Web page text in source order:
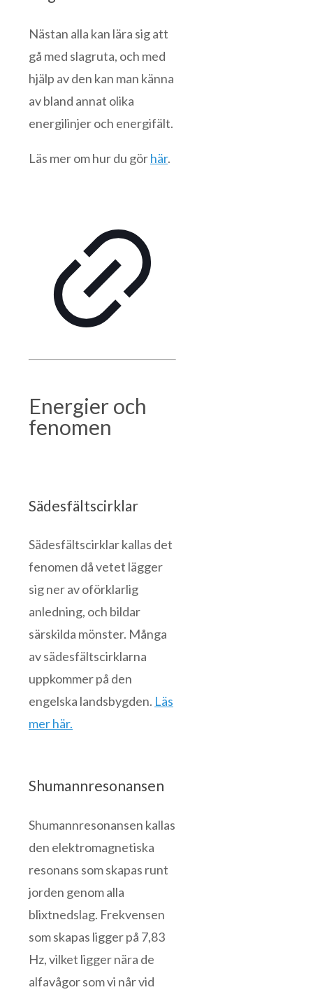
Nästan alla kan lära sig att
gå med slagruta, och med
hjälp av den kan man känna
av bland annat olika
energilinjer och energifält.
Läs mer om hur du görhär.
Energier och
fenomen
Sädesfältscirklar
Sädesfältscirklar kallas det
fenomen då vetet lägger
sig ner av oförklarlig
anledning, och bildar
särskilda mönster. Många
av sädesfältscirklarna
uppkommer på den
engelska landsbygden. Läs
mer här.
Shumannresonansen
Shumannresonansen kallas
den elektromagnetiska
resonans som skapas runt
jorden genom alla
blixtnedslag. Frekvensen
som skapas ligger på 7,83
Hz, vilket ligger nära de
alfavågor som vi når vid